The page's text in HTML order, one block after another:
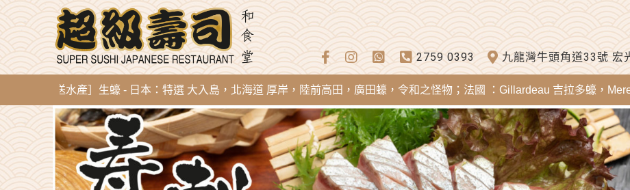
2759 0393 九龍灣牛頭角道33號 宏
送水產］生蠔 - 日本：特選 大入島，北海道 厚岸，陸前高田，廣田蠔，令和之怪物；法國 ：Gillardeau 吉拉多蠔，Mereia